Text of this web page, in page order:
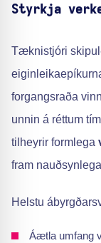
Styrkja
Tæknistjóri
forgangsraða
unnin á réttum
tilheyrir formlega
fram
Helstu
Áætla umfang